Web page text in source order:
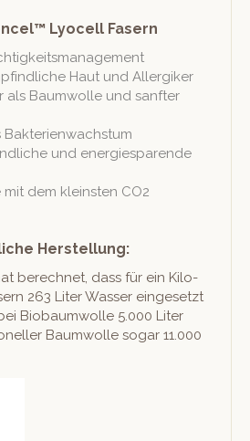
Lyocell Fasern
Haut und Allergiker
als Baum­wolle und san­fter
Bak­te­rienwach­s­tum
und energies­parende
dem kle­in­sten CO2
Herstellung:
berech­net, dass für ein Kilo­
263 Liter Wass­er einge­set­zt
Biobaum­wolle 5.000 Liter
Baum­wolle sog­ar 11.000